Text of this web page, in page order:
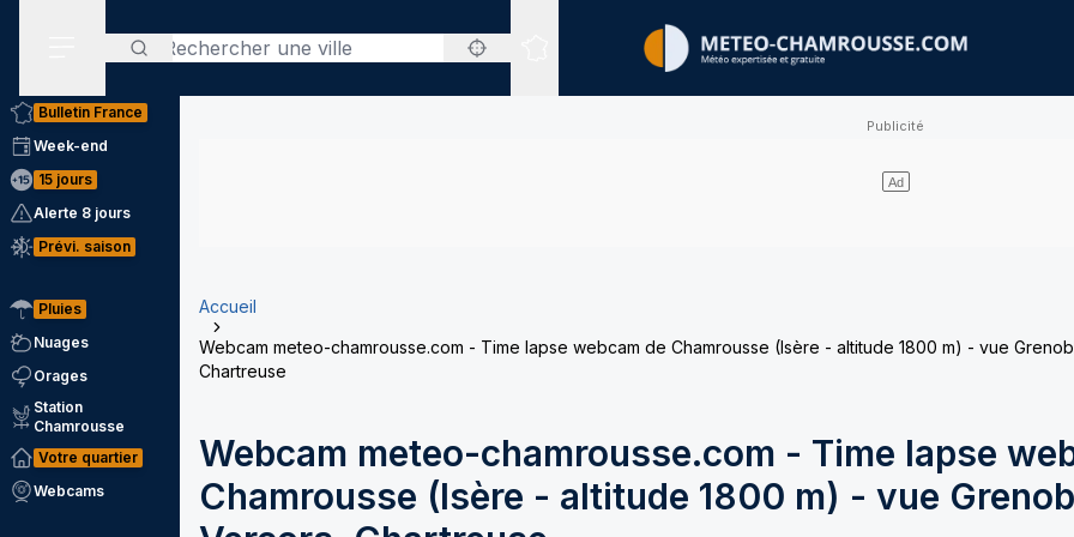
Rechercher
Sites expertisés
Bulletin France
Week-end
15 jours
Alerte 8 jours
Prévi. saison
Pluies
Nuages
Orages
Station
Chamrousse
Votre quartier
Webcams
Accueil
Webcam meteo-chamrousse.com - Time lapse webcam de Chamrousse (Isère - altitude 1800 m) - vue
Chartreuse
Webcam meteo-chamrousse.com - Time lapse
Chamrousse (Isère - altitude 1800 m) - vue